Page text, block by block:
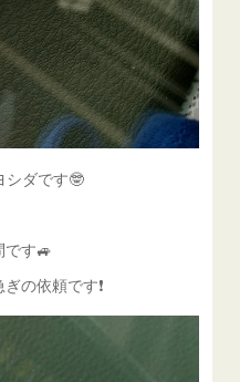
シダです🤓
です🚙
の依頼です❗️